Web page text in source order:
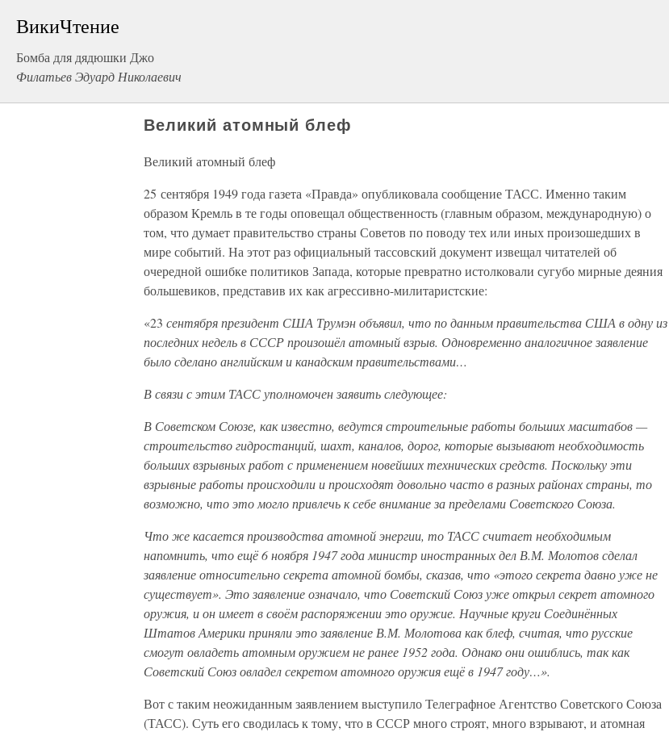
ВикиЧтение
Бомба для дядюшки Джо
Филатьев Эдуард Николаевич
Великий атомный блеф
Великий атомный блеф
25 сентября 1949 года газета «Правда» опубликовала сообщение ТАСС. Именно таким
образом Кремль в те годы оповещал общественность (главным образом, международную) о
том, что думает правительство страны Советов по поводу тех или иных произошедших в
мире событий. На этот раз официальный тассовский документ извещал читателей об
очередной ошибке политиков Запада, которые превратно истолковали сугубо мирные деяния
большевиков, представив их как агрессивно-милитаристские:
«23 сентября президент США Трумэн объявил, что по данным правительства США в одну из
последних недель в СССР произошёл атомный взрыв. Одновременно аналогичное заявление
было сделано английским и канадским правительствами…
В связи с этим ТАСС уполномочен заявить следующее:
В Советском Союзе, как известно, ведутся строительные работы больших масштабов —
строительство гидростанций, шахт, каналов, дорог, которые вызывают необходимость
больших взрывных работ с применением новейших технических средств. Поскольку эти
взрывные работы происходили и происходят довольно часто в разных районах страны, то
возможно, что это могло привлечь к себе внимание за пределами Советского Союза.
Что же касается производства атомной энергии, то ТАСС считает необходимым
напомнить, что ещё 6 ноября 1947 года министр иностранных дел В.М. Молотов сделал
заявление относительно секрета атомной бомбы, сказав, что «этого секрета давно уже не
существует». Это заявление означало, что Советский Союз уже открыл секрет атомного
оружия, и он имеет в своём распоряжении это оружие. Научные круги Соединённых
Штатов Америки приняли это заявление В.М. Молотова как блеф, считая, что русские
смогут овладеть атомным оружием не ранее 1952 года. Однако они ошиблись, так как
Советский Союз овладел секретом атомного оружия ещё в 1947 году…».
Вот с таким неожиданным заявлением выступило Телеграфное Агентство Советского Союза
(ТАСС). Суть его сводилась к тому, что в СССР много строят, много взрывают, и атомная